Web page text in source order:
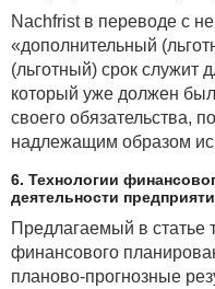
Nachfrist в переводе с
«дополнительный
(льготный) срок служит
который уже должен
своего обязательства,
надлежащим образом
6. Технологии
деятельности
Предлагаемый в статье
финансового
планово-прогнозные